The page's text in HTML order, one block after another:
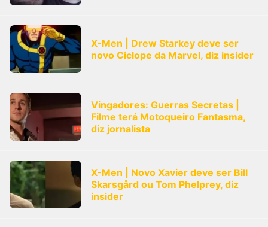
X-Men | Drew Starkey deve ser
novo Ciclope da Marvel, diz insider
Vingadores: Guerras Secretas |
Filme terá Motoqueiro Fantasma,
diz jornalista
X-Men | Novo Xavier deve ser Bill
Skarsgård ou Tom Phelprey, diz
insider